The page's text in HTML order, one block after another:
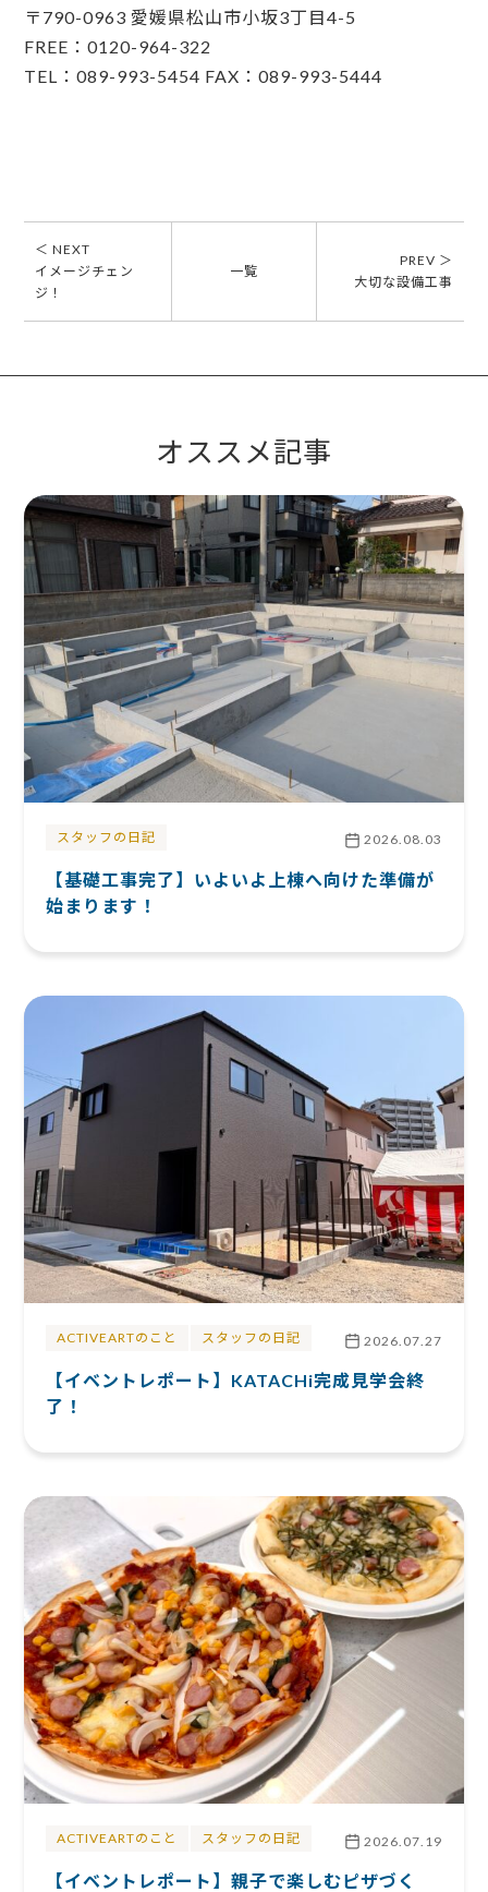
〒790-0963 愛媛県松山市小坂3丁目4-5
FREE：0120-964-322
TEL：089-993-5454 FAX：089-993-5444
＜ NEXT
イメージチェン
ジ！
一覧
PREV ＞
大切な設備工事
オススメ記事
スタッフの日記 2026.08.03
【基礎工事完了】いよいよ上棟へ向けた準備が
始まります！
ACTIVEARTのこと スタッフの日記 2026.07.27
【イベントレポート】KATACHi完成見学会終
了！
ACTIVEARTのこと スタッフの日記 2026.07.19
【イベントレポート】親子で楽しむピザづく